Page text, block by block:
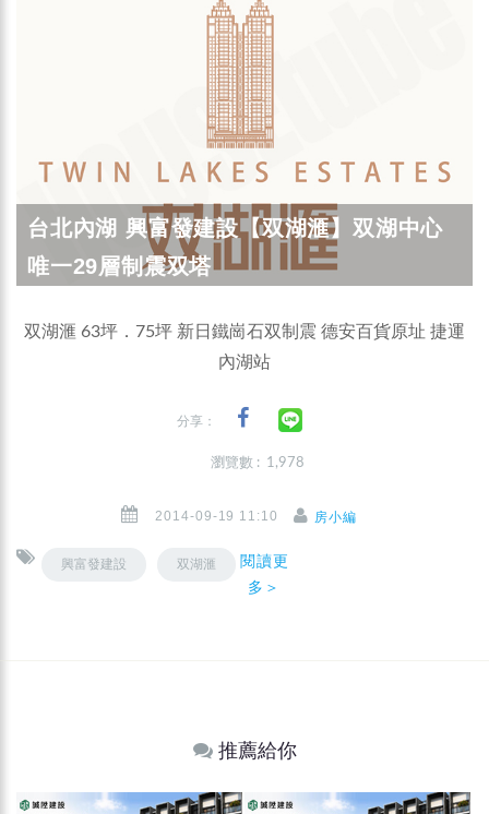
台北內湖 興富發建設【双湖滙】双湖中心
唯一29層制震双塔
双湖滙 63坪．75坪 新日鐵崗石双制震 德安百貨原址 捷運
內湖站
分享：
瀏覽數 : 1,978
2014-09-19 11:10 房小編
興富發建設 双湖滙
閱讀更
多＞
推薦給你